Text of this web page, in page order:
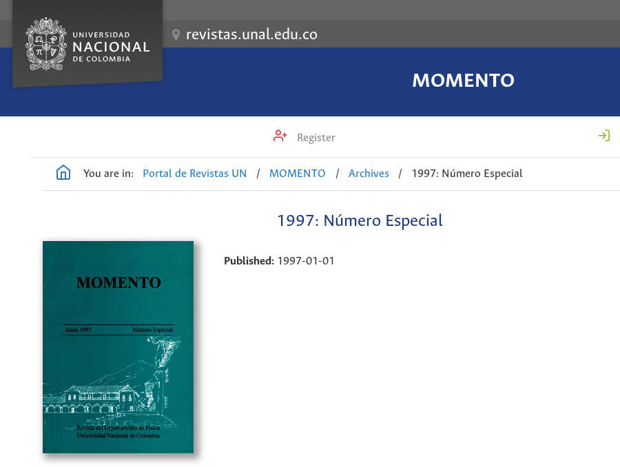
revistas.unal.edu.co
MOMENTO
Register
You are in: Portal de Revistas UN / MOMENTO / Archives / 1997: Número Especial
1997: Número Especial
Published: 1997-01-01